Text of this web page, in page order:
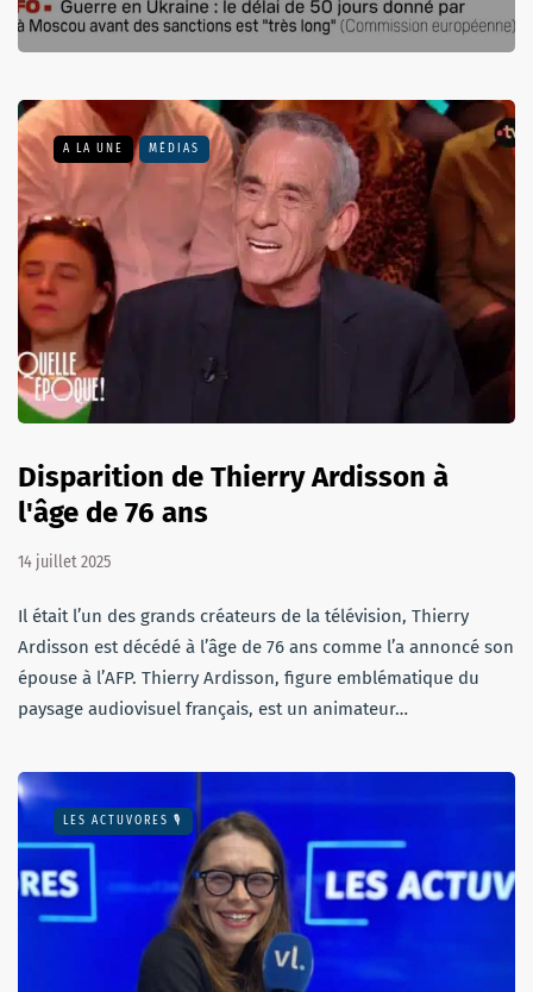
A LA UNE MÉDIAS
Disparition de Thierry Ardisson à
l'âge de 76 ans
14 juillet 2025
Il était l’un des grands créateurs de la télévision, Thierry
Ardisson est décédé à l’âge de 76 ans comme l’a annoncé son
épouse à l’AFP. Thierry Ardisson, figure emblématique du
paysage audiovisuel français, est un animateur…
LES ACTUVORES 🎙